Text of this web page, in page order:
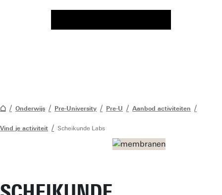
Onderwijs Pre-University Pre-U Aanbod activiteiten
Vind je activiteit Scheikunde Labs